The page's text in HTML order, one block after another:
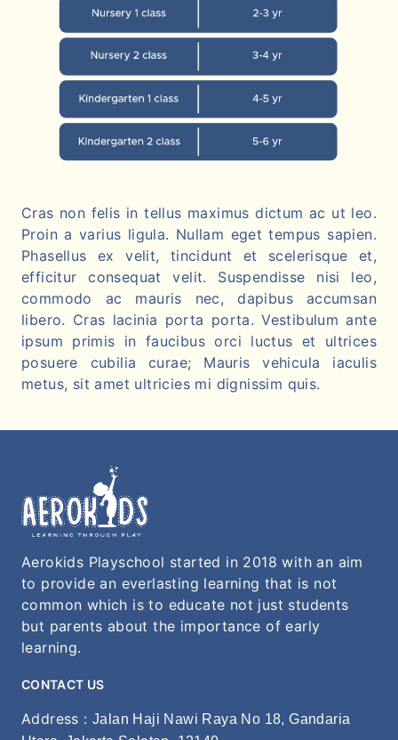
Cras non felis in tellus maximus dictum ac ut leo.
Proin a varius ligula. Nullam eget tempus sapien.
Phasellus ex velit, tincidunt et scelerisque et,
efficitur consequat velit. Suspendisse nisi leo,
commodo ac mauris nec, dapibus accumsan
libero. Cras lacinia porta porta. Vestibulum ante
ipsum primis in faucibus orci luctus et ultrices
posuere cubilia curae; Mauris vehicula iaculis
metus, sit amet ultricies mi dignissim quis.
Aerokids Playschool started in 2018 with an aim
to provide an everlasting learning that is not
common which is to educate not just students
but parents about the importance of early
learning.
CONTACT US
Address : Jalan Haji Nawi Raya No 18, Gandaria